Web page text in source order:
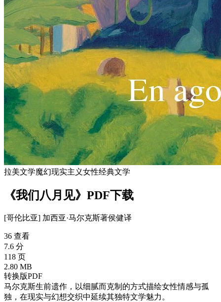
拉美文学魔幻现实主义女性经典文学
《我们八月见》PDF下载
[哥伦比亚] 加西亚·马尔克斯著侯健译
36 查看
7.6 分
118 页
2.80 MB
转换版PDF
马尔克斯生前遗作，以细腻而克制的方式描绘女性情感与孤
独，在现实与幻想交织中延续其独特文学魅力。